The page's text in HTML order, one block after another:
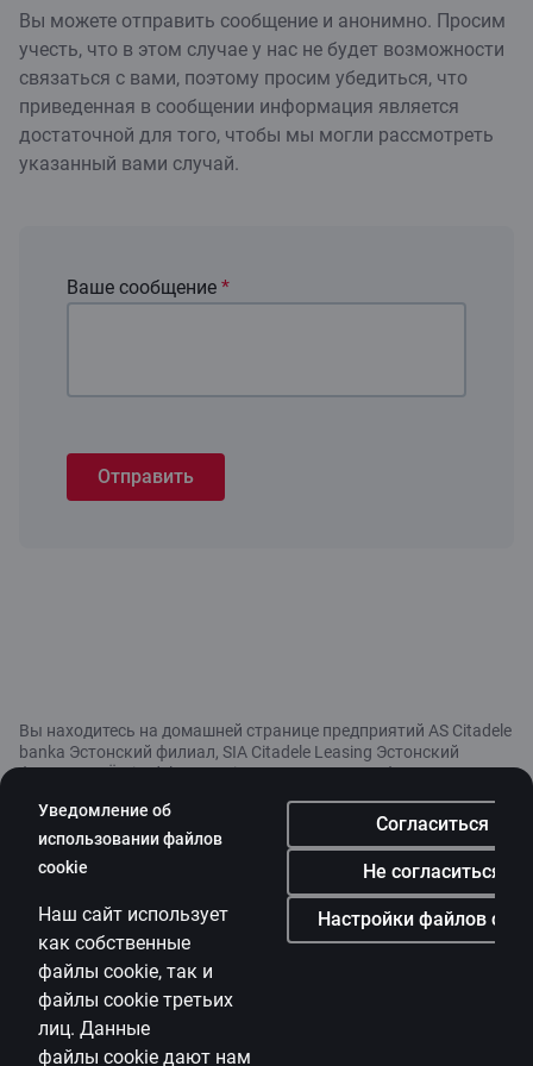
Уведомление об
использовании файлов
cookie
Согласиться
Не согласиться
Настройки файлов
Наш сайт использует
как собственные
файлы cookie, так и
файлы cookie третьих
лиц. Данные
файлы cookie дают нам
Вы можете отправить сообщение и анонимно. Просим
учесть, что в этом случае у нас не будет возможности
связаться с вами, поэтому просим убедиться, что
приведенная в сообщении информация является
достаточной для того, чтобы мы могли рассмотреть
указанный вами случай.
Ваше сообщение *
Отправить
Вы находитесь на домашней странице предприятий AS Citadele
banka Эстонский филиал, SIA Citadele Leasing Эстонский
филиал и OÜ Citadele Factoring, предлагающих финансовые
услугу мы рекомендуем тщательно ознакомиться с условиями
услуги и при необходимости проконсультироваться со
специалистом. Citadele не оказывает услуги кредитного
консультирования в значении, указанном в Законе о
кредиторах и посредниках. Решение о взятии займа
принимает заемщик, который на основании предоставленной
банком информации и предостережений оценивает
предлагаемый кредитный продукт и то, насколько условия
займа соответствуют его личным интересам, потребностям и
финансовой ситуации, и он же отвечает за последствия
заключения договора.